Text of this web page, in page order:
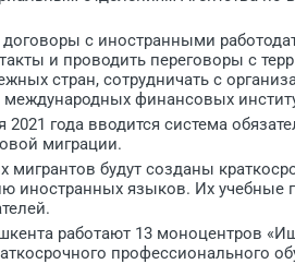
с иностранными
и проводить переговоры с
стран, сотрудничать с
международных финансовых
года вводится система
миграции.
мигрантов будут созданы
иностранных языков. Их
работают 13 моноцентров
профессионального